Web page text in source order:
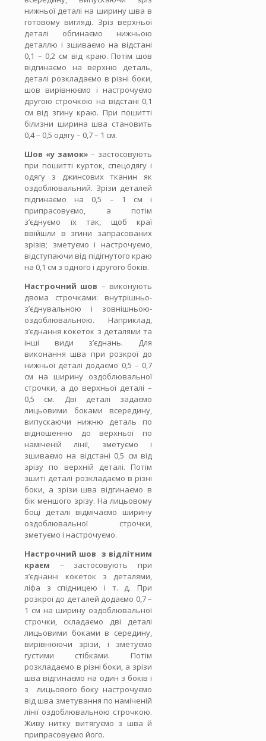
нижньої деталі на ширину шва в
готовому вигляді. Зріз верхньої
деталі обгинаємо нижньою
деталлю і зшиваємо на відстані
0,1 – 0,2 см від краю. Потім шов
відгинаємо на верхню деталь,
деталі розкладаємо в різні боки,
шов вирівнюємо і настрочуємо
другою строчкою на відстані 0,1
см від згину краю. При пошитті
білизни ширина шва становить
0,4 – 0,5 одягу – 0,7 – 1 см.
Шов «у замок» – застосовують
при пошитті курток, спецодягу і
одягу з джинсових тканин як
оздоблювальний. Зрізи деталей
підгинаємо на 0,5 – 1 см і
припрасовуємо, а потім
з’єднуємо їх так, щоб краї
ввійшли в згини запрасованих
зрізів; зметуємо і настрочуємо,
відступаючи від підігнутого краю
на 0,1 см з одного і другого боків.
Настрочний шов – виконують
двома строчками: внутрішньо-
з’єднувальною і зовнішньою-
оздоблювальною. Наприклад,
з’єднання кокеток з деталями та
інші види з’єднань. Для
виконання шва при розкрої до
нижньої деталі додаємо 0,5 – 0,7
см на ширину оздоблювальної
строчки, а до верхньої деталі –
0,5 см. Дві деталі задаємо
лицьовими боками всередину,
випускаючи нижню деталь по
відношенню до верхньої по
наміченій лінії, зметуємо і
зшиваємо на відстані 0,5 см від
зрізу по верхній деталі. Потім
зшиті деталі розкладаємо в різні
боки, а зрізи шва відгинаємо в
бік меншого зрізу. На лицьовому
боці деталі відмічаємо ширину
оздоблювальної строчки,
зметуємо і настрочуємо.
Настрочний шов з відлітним
краєм – застосовують при
з’єднанні кокеток з деталями,
ліфа з спідницею і т. д. При
розкрої до деталей додаємо 0,7 –
1 см на ширину оздоблювальної
строчки, складаємо дві деталі
лицьовими боками в середину,
вирівнюючи зрізи, і зметуємо
густими стібками. Потім
розкладаємо в різні боки, а зрізи
шва відгинаємо на один з боків і
з лицьового боку настрочуємо
від шва зметування по наміченій
лінії оздоблювальною строчкою.
Живу нитку витягуємо з шва й
припрасовуємо його.